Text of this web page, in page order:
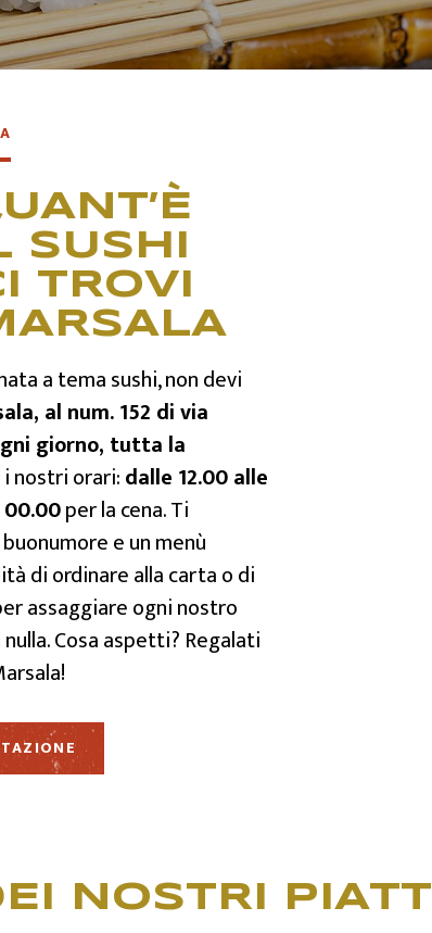
SUSHI
TROVI
a tema sushi, non devi
al num. 152 di via
giorno, tutta la
i nostri orari:dalle 12.00 alle
00.00per la cena. Ti
e un menù
di ordinare alla carta o di
assaggiare ogni nostro
Cosa aspetti? Regalati
NOSTRI PIATTI